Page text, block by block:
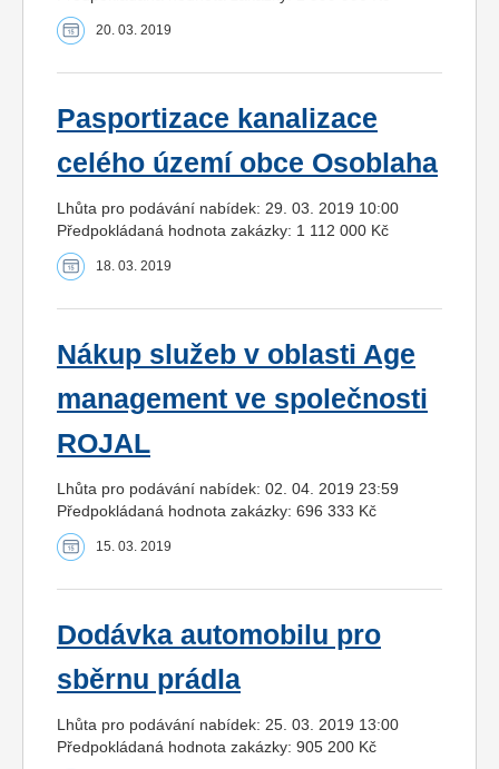
20. 03. 2019
Pasportizace kanalizace
celého území obce Osoblaha
Lhůta pro podávání nabídek: 29. 03. 2019 10:00
Předpokládaná hodnota zakázky: 1 112 000 Kč
18. 03. 2019
Nákup služeb v oblasti Age
management ve společnosti
ROJAL
Lhůta pro podávání nabídek: 02. 04. 2019 23:59
Předpokládaná hodnota zakázky: 696 333 Kč
15. 03. 2019
Dodávka automobilu pro
sběrnu prádla
Lhůta pro podávání nabídek: 25. 03. 2019 13:00
Předpokládaná hodnota zakázky: 905 200 Kč